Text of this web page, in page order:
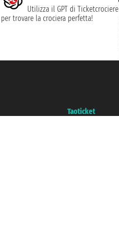
Utilizza il GPT di Ticketcrociere
per trovare la crociera perfetta!
Taoticket